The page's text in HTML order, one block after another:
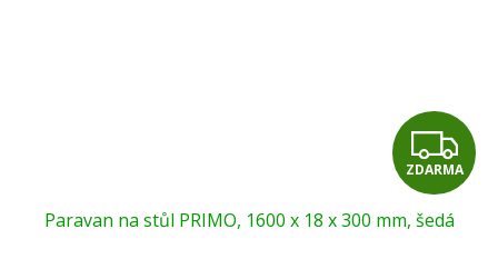
Z
D
ZDARMA
Paravan na stůl PRIMO, 1600 x 18 x 300 mm, šedá